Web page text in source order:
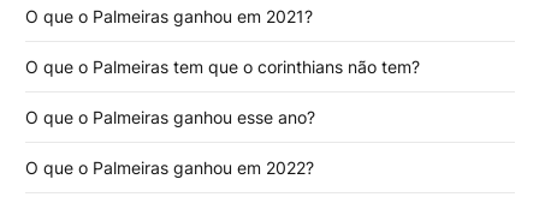
O que o Palmeiras ganhou em 2021?
O que o Palmeiras tem que o corinthians não tem?
O que o Palmeiras ganhou esse ano?
O que o Palmeiras ganhou em 2022?